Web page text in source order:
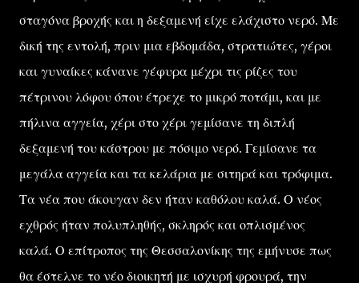
σταγόνα βροχής και η δεξαμενή είχε ελάχιστο νερό. Με
δική της εντολή, πριν μια εβδομάδα, στρατιώτες, γέροι
και γυναίκες κάνανε γέφυρα μέχρι τις ρίζες του
πέτρινου λόφου όπου έτρεχε το μικρό ποτάμι, και με
πήλινα αγγεία, χέρι στο χέρι γεμίσανε τη διπλή
δεξαμενή του κάστρου με πόσιμο νερό. Γεμίσανε τα
μεγάλα αγγεία και τα κελάρια με σιτηρά και τρόφιμα.
Τα νέα που άκουγαν δεν ήταν καθόλου καλά. Ο νέος
εχθρός ήταν πολυπληθής, σκληρός και οπλισμένος
καλά. Ο επίτροπος της Θεσσαλονίκης της εμήνυσε πως
θα έστελνε το νέο διοικητή με ισχυρή φρουρά, την